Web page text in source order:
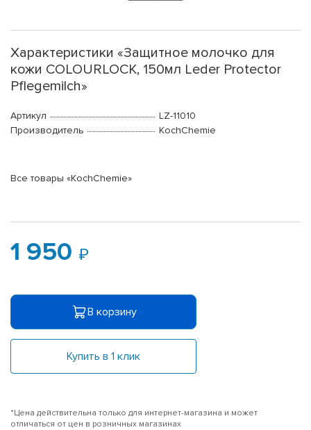
Характеристики «Защитное молочко для
кожи COLOURLOCK, 150мл Leder Protector
Pflegemilch»
Артикул
LZ-11010
Производитель
KochChemie
Все товары «KochChemie»
1 950
В корзину
Купить в 1 клик
*Цена действительна только для интернет-магазина и может
отличаться от цен в розничных магазинах